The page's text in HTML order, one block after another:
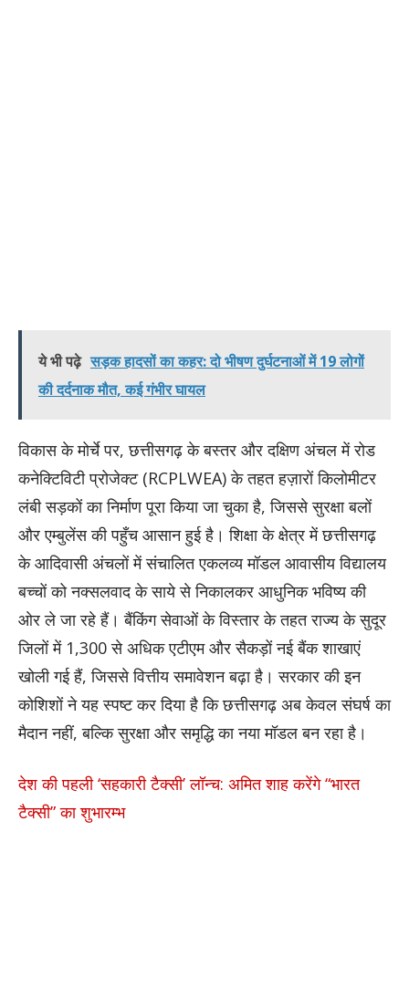
ये भी पढ़े सड़क हादसों का कहर: दो भीषण दुर्घटनाओं में 19 लोगों
की दर्दनाक मौत, कई गंभीर घायल
विकास के मोर्चे पर, छत्तीसगढ़ के बस्तर और दक्षिण अंचल में रोड
कनेक्टिविटी प्रोजेक्ट (RCPLWEA) के तहत हज़ारों किलोमीटर
लंबी सड़कों का निर्माण पूरा किया जा चुका है, जिससे सुरक्षा बलों
और एम्बुलेंस की पहुँच आसान हुई है। शिक्षा के क्षेत्र में छत्तीसगढ़
के आदिवासी अंचलों में संचालित एकलव्य मॉडल आवासीय विद्यालय
बच्चों को नक्सलवाद के साये से निकालकर आधुनिक भविष्य की
ओर ले जा रहे हैं। बैंकिंग सेवाओं के विस्तार के तहत राज्य के सुदूर
जिलों में 1,300 से अधिक एटीएम और सैकड़ों नई बैंक शाखाएं
खोली गई हैं, जिससे वित्तीय समावेशन बढ़ा है। सरकार की इन
कोशिशों ने यह स्पष्ट कर दिया है कि छत्तीसगढ़ अब केवल संघर्ष का
मैदान नहीं, बल्कि सुरक्षा और समृद्धि का नया मॉडल बन रहा है।
देश की पहली ‘सहकारी टैक्सी’ लॉन्च: अमित शाह करेंगे “भारत
टैक्सी” का शुभारम्भ